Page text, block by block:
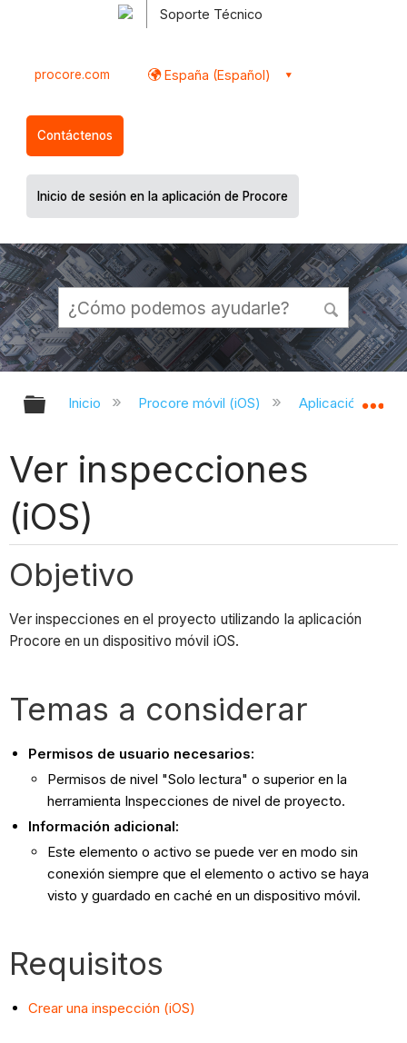
Soporte Técnico
procore.com España (Español)
Contáctenos
Inicio de sesión en la aplicación de Procore
Expandir/contraer jerarquía global
Inicio Procore móvil (iOS) Aplicación
Ver inspecciones
(iOS)
Objetivo
Ver inspecciones en el proyecto utilizando la aplicación
Procore en un dispositivo móvil iOS.
Temas a considerar
Permisos de usuario necesarios:
Permisos de nivel "Solo lectura" o superior en la
herramienta Inspecciones de nivel de proyecto.
Información adicional:
Este elemento o activo se puede ver en modo sin
conexión siempre que el elemento o activo se haya
visto y guardado en caché en un dispositivo móvil.
Requisitos
Crear una inspección (iOS)